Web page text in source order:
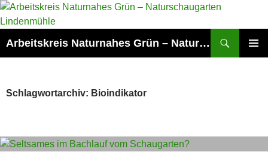
Zum
Inhalt
Arbeitskreis Naturnahes Grün – Naturschaugarten Lindenmühle
Schlagwortarchiv: Bioindikator